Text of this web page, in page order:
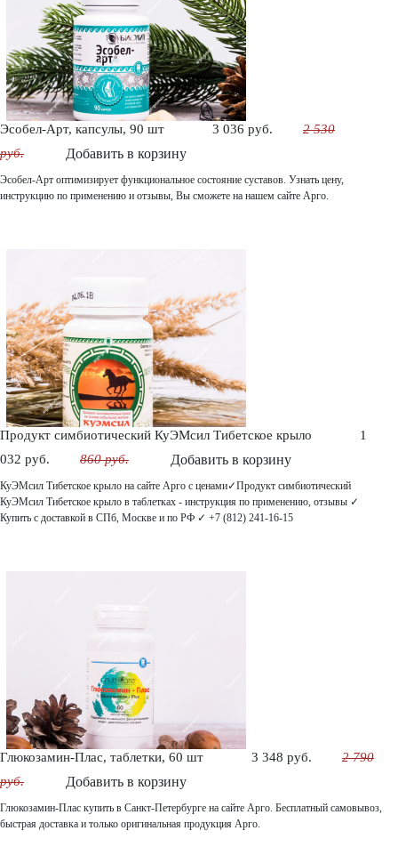
Эсобел-Арт, капсулы, 90 шт 3 036 руб.
2 530
руб.
Добавить в корзину
Эсобел-Арт оптимизирует функциональное состояние суставов. Узнать цену,
инструкцию по применению и отзывы, Вы сможете на нашем сайте Арго.
Продукт симбиотический КуЭМсил Тибетское крыло
1
032 руб.
860 руб. Добавить в корзину
КуЭМсил Тибетское крыло на сайте Арго с ценами✓Продукт симбиотический
КуЭМсил Тибетское крыло в таблетках - инструкция по применению, отзывы ✓
Купить с доставкой в СПб, Москве и по РФ ✓ +7 (812) 241-16-15
Глюкозамин-Плас, таблетки, 60 шт 3 348 руб.
2 790
руб.
Добавить в корзину
Глюкозамин-Плас купить в Санкт-Петербурге на сайте Арго. Бесплатный самовывоз,
быстрая доставка и только оригинальная продукция Арго.